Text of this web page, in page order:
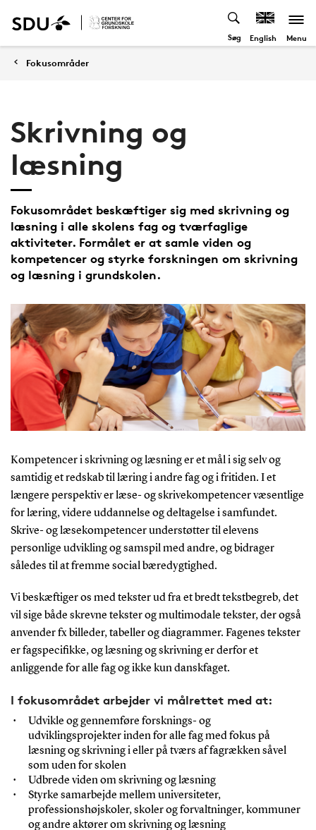
Søg English Menu
Fokusområder
Skrivning og
læsning
Fokusområdet beskæftiger sig med skrivning og
læsning i alle skolens fag og tværfaglige
aktiviteter. Formålet er at samle viden og
kompetencer og styrke forskningen om skrivning
og læsning i grundskolen.
Kompetencer i skrivning og læsning er et mål i sig selv og
samtidig et redskab til læring i andre fag og i fritiden. I et
længere perspektiv er læse- og skrivekompetencer væsentlige
for læring, videre uddannelse og deltagelse i samfundet.
Skrive- og læsekompetencer understøtter til elevens
personlige udvikling og samspil med andre, og bidrager
således til at fremme social bæredygtighed.
Vi beskæftiger os med tekster ud fra et bredt tekstbegreb, det
vil sige både skrevne tekster og multimodale tekster, der også
anvender fx billeder, tabeller og diagrammer. Fagenes tekster
er fagspecifikke, og læsning og skrivning er derfor et
anliggende for alle fag og ikke kun danskfaget.
I fokusområdet arbejder vi målrettet med at:
Udvikle og gennemføre forsknings- og
udviklingsprojekter inden for alle fag med fokus på
læsning og skrivning i eller på tværs af fagrækken såvel
som uden for skolen
Udbrede viden om skrivning og læsning
Styrke samarbejde mellem universiteter,
professionshøjskoler, skoler og forvaltninger, kommuner
og andre aktører om skrivning og læsning